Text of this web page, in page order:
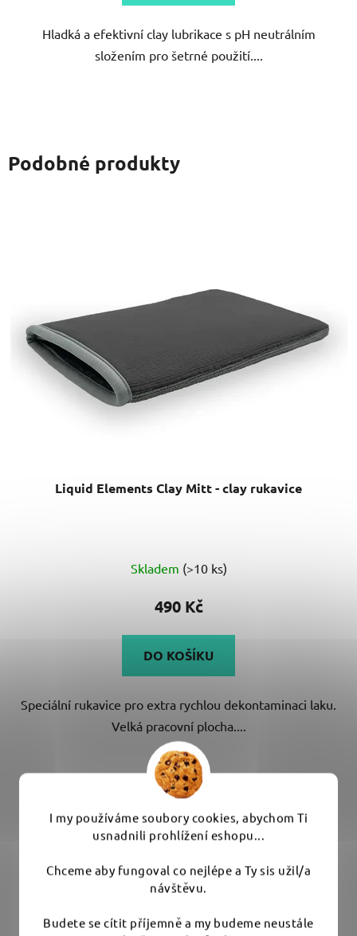
I my používáme soubory cookies, abychom Ti
usnadnili prohlížení eshopu...
Chceme aby fungoval co nejlépe a Ty sis užil/a
návštěvu.
Budete se cítit příjemně a my budeme neustále
hvězdiček.
Hladká a efektivní clay lubrikace s pH neutrálním
složením pro šetrné použití....
Podobné produkty
Liquid Elements Clay Mitt - clay rukavice
hodnocení
produktu
5,0
z
hvězdiček.
Skladem (>10 ks)
490 Kč
DO KOŠÍKU
Speciální rukavice pro extra rychlou dekontaminaci laku.
Velká pracovní plocha....